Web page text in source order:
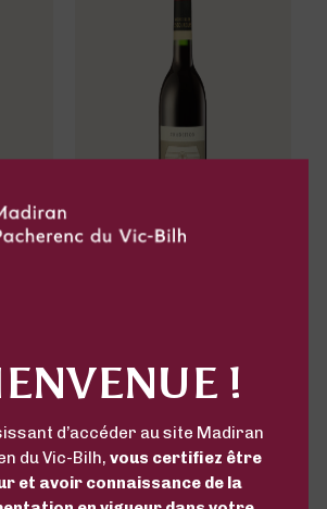
DOMAINE LAFFONT
Domaine Laffont
Hecate
vin rouge
!
d’accéder au site Madiran
du Vic-Bilh, vous certifiez être
et avoir connaissance de la